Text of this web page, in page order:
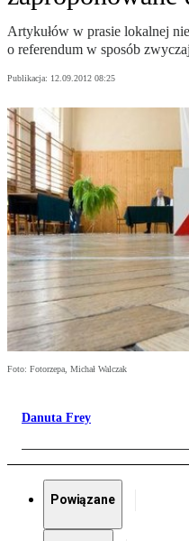
Artykułów w prasie lokalnej
o referendum w sposób
Publikacja: 12.09.2012 08:25
Foto: Fotorzepa, Michał Walczak
Danuta Frey
Powiązane